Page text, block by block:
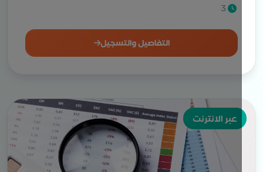
التفاصيل والتسجيل
عبر الانترنت